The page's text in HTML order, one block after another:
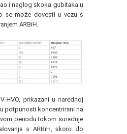
i naglog skoka gubitaka u
se može dovesti u vezu s
ARBiH.
HVO, prikazani u narednoj
potpunosti koncentrirani na
periodu tokom suradnje
s ARBiH, skoro do